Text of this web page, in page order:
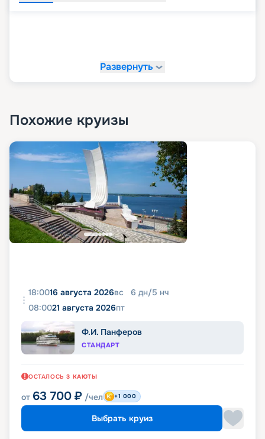
Развернуть
Похожие круизы
18:0016 августа 2026вс 6 дн/5 нч
08:0021 августа 2026пт
Ф.И. Панферов
СТАНДАРТ
ОСТАЛОСЬ 3 КАЮТЫ
от 63 700 ₽ /чел +1 000
Выбрать круиз